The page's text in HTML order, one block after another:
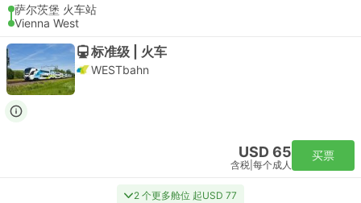
萨尔茨堡 火车站
Vienna West
标准级 | 火车
WESTbahn
USD 65
含税 每个成人
买票
2 个更多舱位 起USD 77